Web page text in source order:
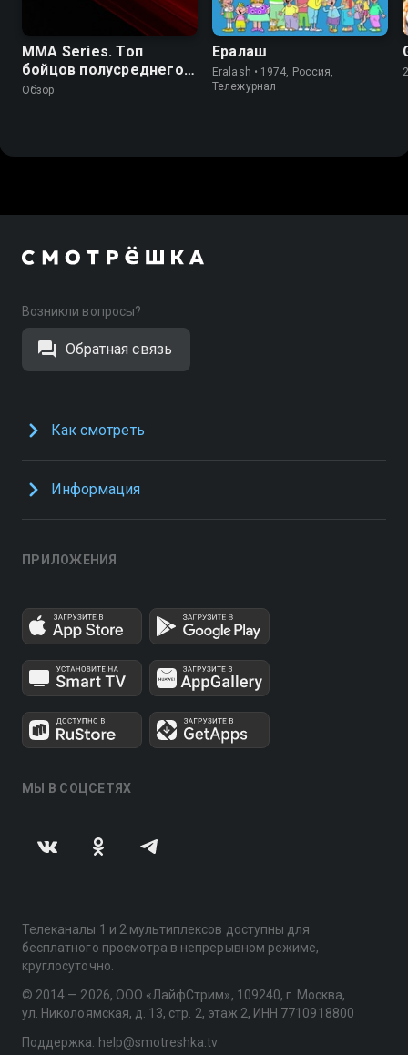
MMA Series. Топ
бойцов полусреднего
веса. С.Бобрышев,
Обзор
Ералаш
Eralash • 1974, Россия,
Тележурнал
Возникли вопросы?
Обратная связь
Как смотреть
Информация
ПРИЛОЖЕНИЯ
МЫ В СОЦСЕТЯХ
Телеканалы 1 и 2 мультиплексов доступны для
бесплатного просмотра в непрерывном режиме,
круглосуточно.
© 2014 — 2026, ООО «ЛайфСтрим», 109240, г. Москва,
ул. Николоямская, д. 13, стр. 2, этаж 2, ИНН 7710918800
Поддержка: help@smotreshka.tv